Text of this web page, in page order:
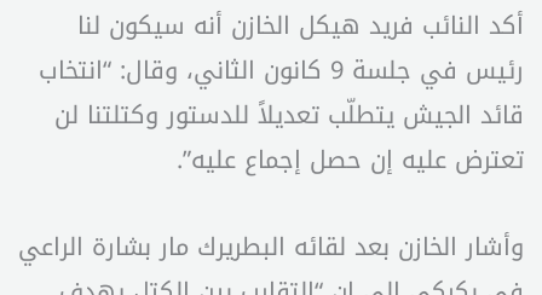
أكد النائب فريد هيكل الخازن أنه سيكون لنا
رئيس في جلسة 9 كانون الثاني، وقال: “انتخاب
قائد الجيش يتطلّب تعديلاً للدستور وكتلتنا لن
تعترض عليه إن حصل إجماع عليه”.
وأشار الخازن بعد لقائه البطريرك مار بشارة الراعي